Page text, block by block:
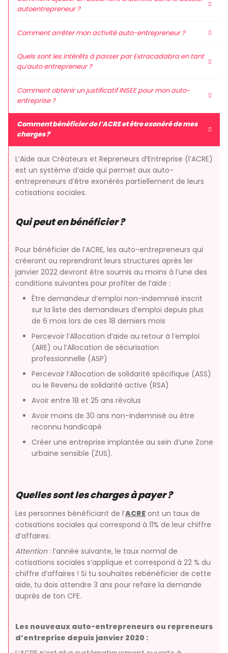
autoentrepreneur ?
Comment arrêter mon activité auto-entrepreneur ?
Quels sont les intérêts à passer par Extracadabra en tant
qu’auto entrepreneur ?
Comment obtenir un justificatif INSEE pour mon auto-
entreprise ?
Comment bénéficier de l’ACRE et être exonéré de mes
charges ?
L’Aide aux Créateurs et Repreneurs d’Entreprise (l’ACRE)
est un système d’aide qui permet aux auto-
entrepreneurs d’être exonérés partiellement de leurs
cotisations sociales.
Qui peut en bénéficier ?
Pour bénéficier de l’ACRE, les auto-entrepreneurs qui
créeront ou reprendront leurs structures après 1er
janvier 2022 devront être soumis au moins à l’une des
conditions suivantes pour profiter de l’aide :
Être demandeur d’emploi non-indemnisé inscrit
sur la liste des demandeurs d’emploi depuis plus
de 6 mois lors de ces 18 derniers mois
Percevoir l’Allocation d’aide au retour à l’emploi
(ARE) ou l’Allocation de sécurisation
professionnelle (ASP)
Percevoir l’Allocation de solidarité spécifique (ASS)
ou le Revenu de solidarité active (RSA)
Avoir entre 18 et 25 ans révolus
Avoir moins de 30 ans non-indemnisé ou être
reconnu handicapé
Créer une entreprise implantée au sein d’une Zone
urbaine sensible (ZUS).
Quelles sont les charges à payer ?
Les personnes bénéficiant de l’ACREont un taux de
cotisations sociales qui correspond à 11% de leur chiffre
d’affaires.
Attention: l’année suivante, le taux normal de
cotisations sociales s’applique et correspond à 22 % du
chiffre d’affaires ! Si tu souhaites rebénéficier de cette
aide, tu dois attendre 3 ans pour refaire la demande
auprès de ton CFE.
Les nouveaux auto-entrepreneurs ou repreneurs
d’entreprise depuis janvier 2020 :